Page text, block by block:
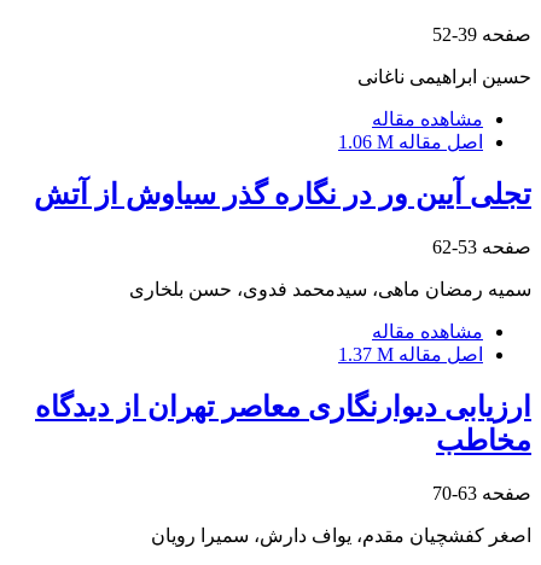
صفحه 39-52
حسین ابراهیمی ناغانی
مشاهده مقاله
اصل مقاله 1.06 M
تجلی آیین ور در نگاره گذر سیاوش از آتش
صفحه 53-62
سمیه رمضان ماهی، سیدمحمد فدوی، حسن بلخاری
مشاهده مقاله
اصل مقاله 1.37 M
ارزیابی دیوارنگاری معاصر تهران از دیدگاه
مخاطب
صفحه 63-70
اصغر کفشچیان مقدم، یواف دارش، سمیرا رویان